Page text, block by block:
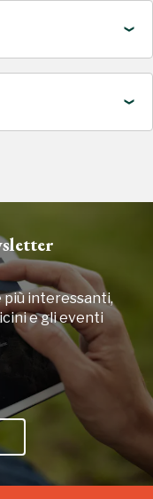
più interessanti,
e gli eventi